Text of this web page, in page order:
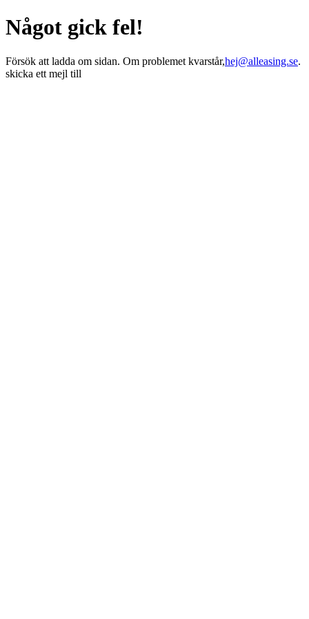
Något gick fel!
Försök att ladda om sidan. Om problemet kvarstår,hej@alleasing.se.
skicka ett mejl till